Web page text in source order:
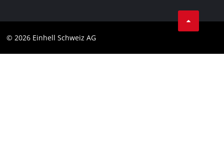
Marque
© 2026 Einhell Schweiz AG